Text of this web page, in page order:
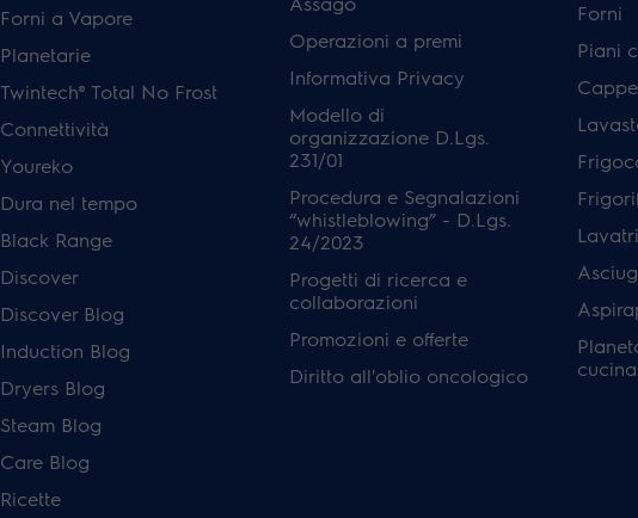
Forni a Vapore
Planetarie
Twintech® Total No Frost
Connettività
Youreko
Dura nel tempo
Black Range
Discover
Discover Blog
Induction Blog
Dryers Blog
Steam Blog
Care Blog
Ricette
Operazioni a premi
Informativa Privacy
Modello di
organizzazione D.Lgs.
231/01
Procedura e Segnalazioni
“whistleblowing” - D.Lgs.
24/2023
Progetti di ricerca e
collaborazioni
Promozioni e offerte
Diritto all'oblio oncologico
Forni
Piani
cucina